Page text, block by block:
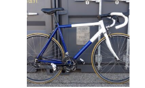
à
169,99€